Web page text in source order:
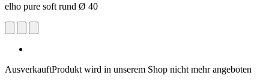
elho pure soft rund Ø 40
AusverkauftProdukt wird in unserem Shop nicht mehr angeboten